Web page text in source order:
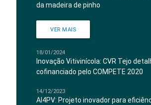
da madeira de pinho
VER MAIS
18/01/2024
Inovação Vitivinícola: CVR Tejo
cofinanciado pelo COMPETE 2020
14/12/2023
AI4PV: Projeto inovador para